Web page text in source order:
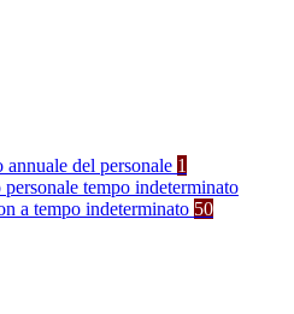
annuale del personale 1
personale tempo indeterminato
a tempo indeterminato 50